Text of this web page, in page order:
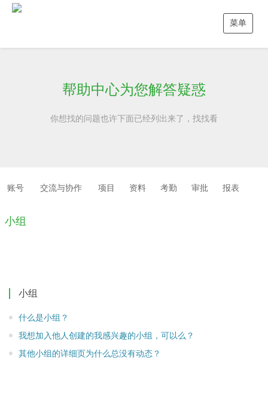
菜单
注册
登录
首页
安全与隐私
企业微信接入
帮助中心为您解答疑惑
你想找的问题也许下面已经列出来了，找找看
账号 交流与协作 项目 资料 考勤 审批 报表
小组
小组
什么是小组？
我想加入他人创建的我感兴趣的小组，可以么？
其他小组的详细页为什么总没有动态？